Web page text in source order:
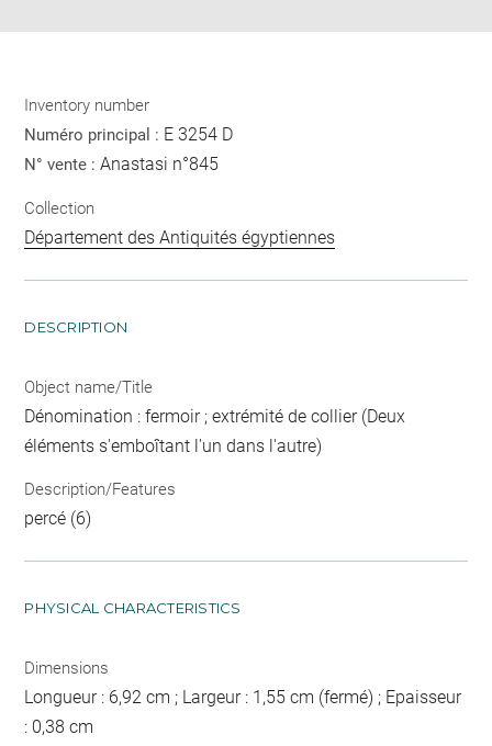
Inventory number
Numéro principal : E 3254 D
N° vente :Anastasi n°845
Collection
Département des Antiquités égyptiennes
DESCRIPTION
Object name/Title
Dénomination : fermoir ; extrémité de collier (Deux
éléments s'emboîtant l'un dans l'autre)
Description/Features
percé (6)
PHYSICAL CHARACTERISTICS
Dimensions
Longueur : 6,92 cm ; Largeur : 1,55 cm (fermé) ; Epaisseur
: 0,38 cm